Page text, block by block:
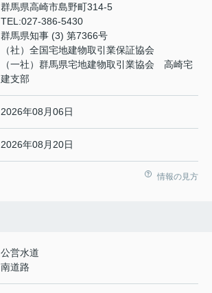
群馬県高崎市島野町314-5
TEL:027-386-5430
群馬県知事 (3) 第7366号
（社）全国宅地建物取引業保証協会
（一社）群馬県宅地建物取引業協会 高崎宅
建支部
2026年08月06日
2026年08月20日
情報の見方
公営水道
南道路